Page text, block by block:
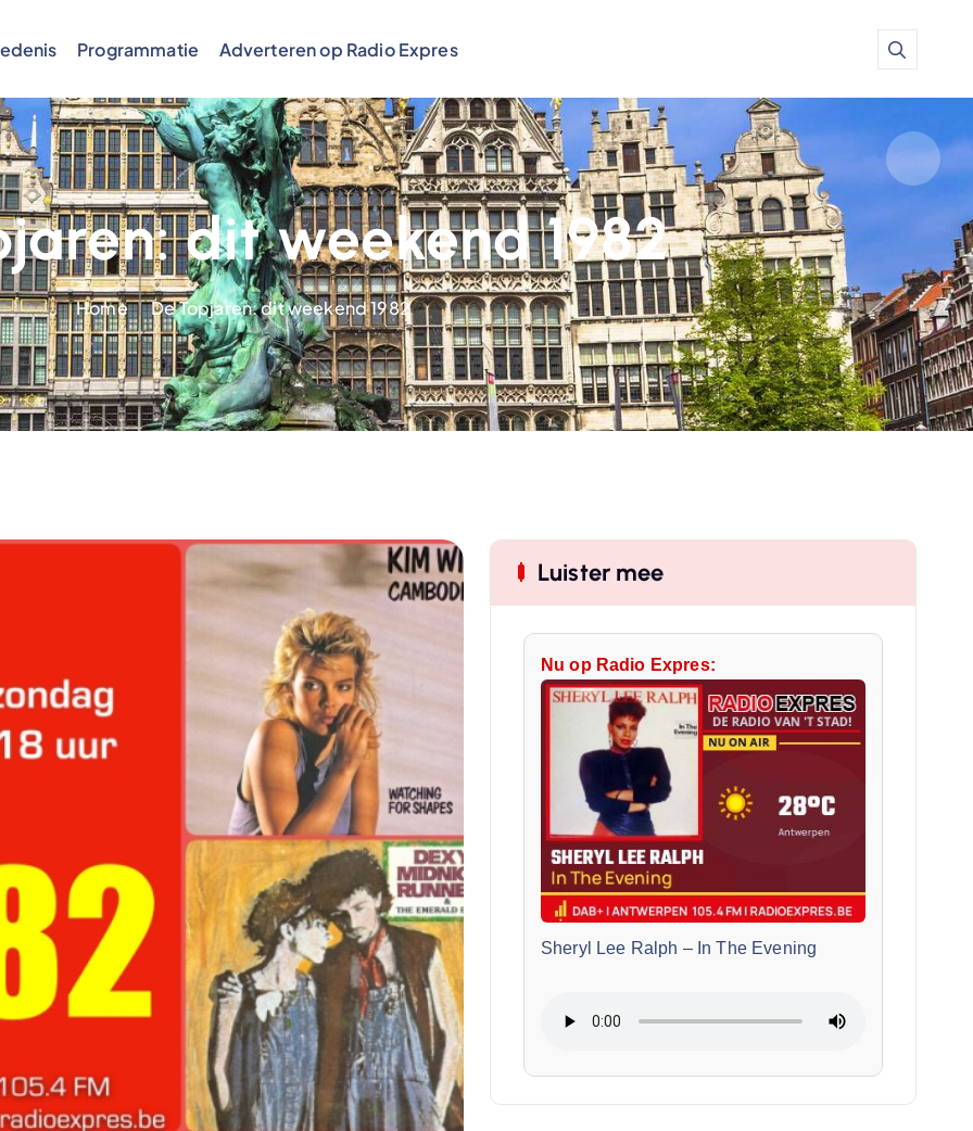
Programmatie Adverteren op Radio Expres
dit weekend 1982
Home De Topjaren: dit weekend 1982
Luister mee
Nu op Radio Expres:
Sheryl Lee Ralph – In The Evening